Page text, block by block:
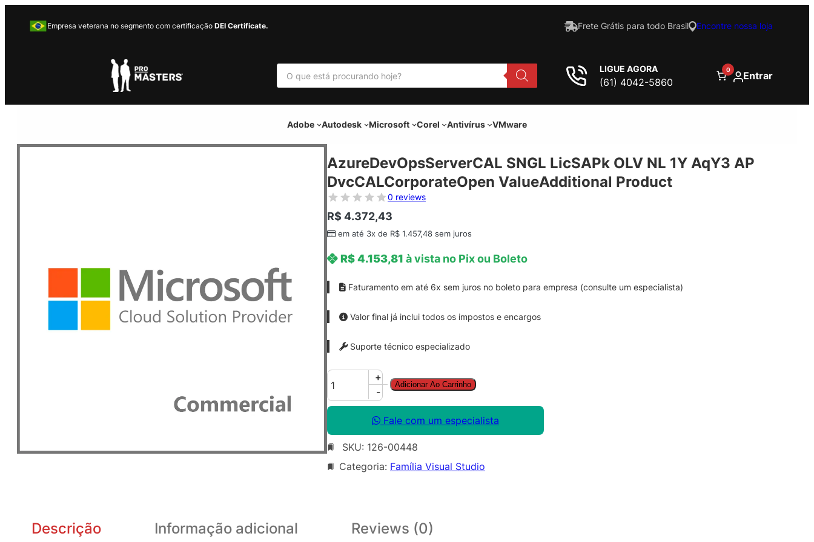
Empresa veterana no segmento com certificação DEI Certificate. Frete Grátis para todo Brasil Encontre nossa loja
P
s
u
r
LIGUE AGORA
(61) 4042-5860
0 Entrar
Adobe Autodesk Microsoft Corel Antivírus VMware
AzureDevOpsServerCAL SNGL LicSAPk OLV NL 1Y AqY3 AP
DvcCALCorporateOpen ValueAdditional Product
0 reviews
R$ 4.372,43
em até 3x de R$ 1.457,48 sem juros
R$4.153,81 à vista no Pix ou Boleto
Faturamento em até 6x sem juros no boleto para empresa (consulte um especialista)
Valor final já inclui todos os impostos e encargos
Suporte técnico especializado
A
u
e
D
e
+
-
Adicionar Ao Carrinho
Fale com um especialista
SKU: 126-00448
Categoria: Família Visual Studio
Descrição Informação adicional Reviews (0)